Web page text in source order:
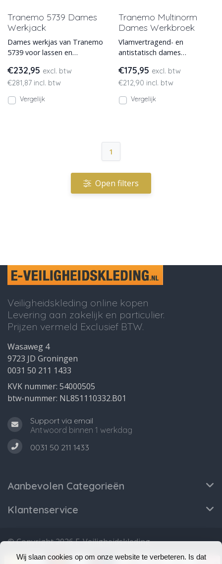
Wij slaan cookies op om onze website te verbeteren. Is dat
Tranemo 5739 Dames
Werkjack
Dames werkjas van Tranemo
5739 voor lassen en
vlamvertragend, antistatisch
en vla
€232,95 excl. btw
€281,87 incl. btw
Vergelijk
Tranemo Multinorm
Dames Werkbroek
Vlamvertragend- en
antistatisch dames
Deze multinorm dames
werkbroek biedt be
€175,95 excl. btw
€212,90 incl. btw
Vergelijk
1
Open filters
Veiligheidskleding online kopen
Levering aan zakelijk en particulier.
Prijzen vermeld Exclusief BTW.
Wasaweg 4
9723 JD Groningen
0031 50 211 1433
KVK nummer: 54000505
btw-nummer: NL851110332.B01
Support via email
Antwoord binnen 1 werkdag
0031 50 211 1433
Aanbevolen Categorieën
Klantenservice
© Copyright 2026 E-Veiligheidskleding